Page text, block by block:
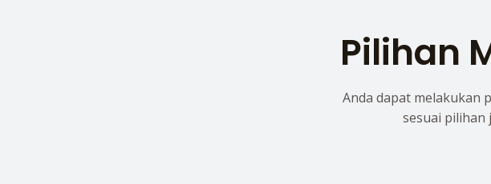
Pilihan
Anda dapat melakukan
sesuai pilihan